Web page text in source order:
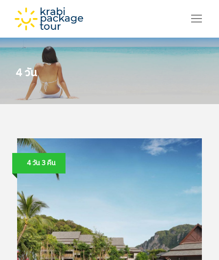
4 วัน
4 วัน 3 คืน